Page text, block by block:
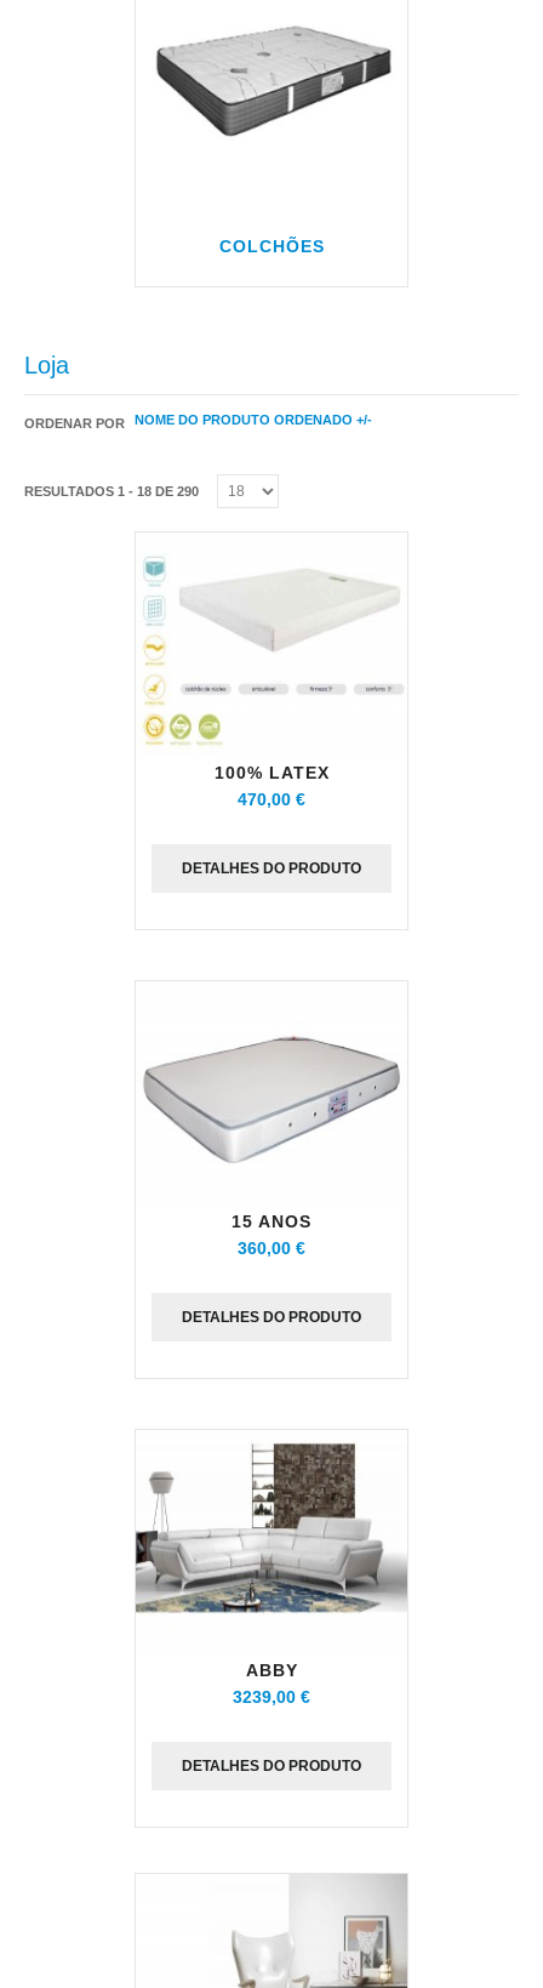
COLCHÕES
Loja
ORDENAR POR NOME DO PRODUTO ORDENADO +/-
RESULTADOS 1 - 18 DE 290
100% LATEX
470,00 €
DETALHES DO PRODUTO
15 ANOS
360,00 €
DETALHES DO PRODUTO
ABBY
3239,00 €
DETALHES DO PRODUTO